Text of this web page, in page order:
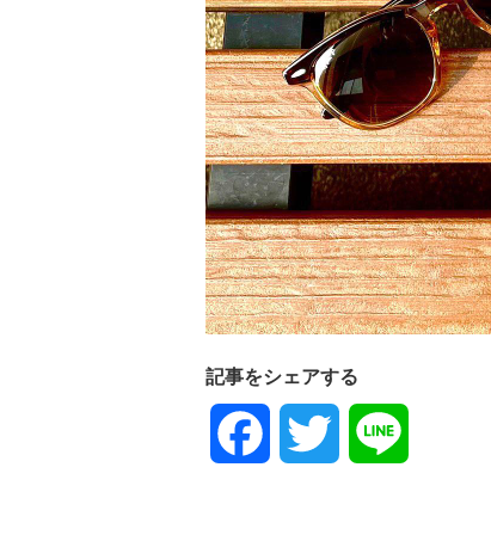
記事をシェアする
Facebook Twitter